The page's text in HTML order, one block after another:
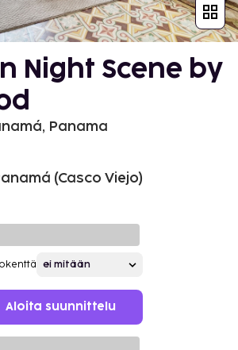
Night Scene by
Panama
(Casco Viejo)
Aloita suunnittelu